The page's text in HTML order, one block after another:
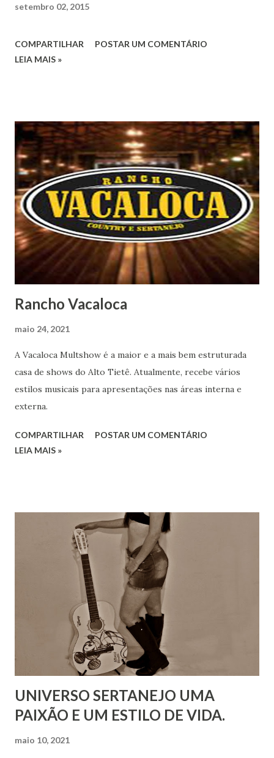
setembro 02, 2015
COMPARTILHAR
POSTAR UM COMENTÁRIO
LEIA MAIS »
Rancho Vacaloca
maio 24, 2021
A Vacaloca Multshow é a maior e a mais bem estruturada
casa de shows do Alto Tietê. Atualmente, recebe vários
estilos musicais para apresentações nas áreas interna e
externa.
COMPARTILHAR
POSTAR UM COMENTÁRIO
LEIA MAIS »
UNIVERSO SERTANEJO UMA
PAIXÃO E UM ESTILO DE VIDA.
maio 10, 2021